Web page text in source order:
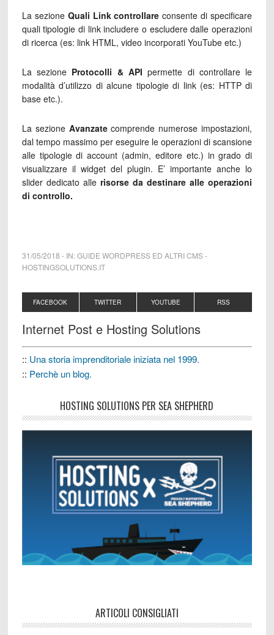
La sezione Quali Link controllare consente di specificare
quali tipologie di link includere o escludere dalle operazioni
di ricerca (es: link HTML, video incorporati YouTube etc.)
La sezione Protocolli & APIpermette di controllare le
modalità d’utilizzo di alcune tipologie di link (es: HTTP di
base etc.).
La sezione Avanzatecomprende numerose impostazioni,
dal tempo massimo per eseguire le operazioni di scansione
alle tipologie di account (admin, editore etc.) in grado di
visualizzare il widget del plugin. E’ importante anche lo
slider dedicato alle risorse da destinare alle operazioni
di controllo.
31/05/2018 - IN:GUIDE WORDPRESS ED ALTRI CMS-
HOSTINGSOLUTIONS.IT
FACEBOOK TWITTER YOUTUBE RSS
Internet Post e Hosting Solutions
:: Una storia imprenditoriale iniziata nel 1999.
:: Perchè un blog.
HOSTING SOLUTIONS PER SEA SHEPHERD
ARTICOLI CONSIGLIATI